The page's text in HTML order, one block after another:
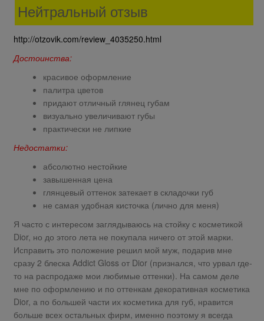
Нейтральный отзыв
http://otzovik.com/review_4035250.html
Достоинства:
красивое оформление
палитра цветов
придают отличный глянец губам
визуально увеличивают губы
практически не липкие
Недостатки:
абсолютно нестойкие
завышенная цена
глянцевый оттенок затекает в складочки губ
не самая удобная кисточка (лично для меня)
Я часто с интересом заглядываюсь на стойку с косметикой
Dior, но до этого лета не покупала ничего от этой марки.
Исправить это положение решил мой муж, подарив мне
сразу 2 блеска Addict Gloss от Dior (признался, что урвал где-
то на распродаже мои любимые оттенки). На самом деле
мне по оформлению и по оттенкам декоративная косметика
Dior, а по большей части их косметика для губ, нравится
больше всех остальных фирм, именно поэтому я всегда